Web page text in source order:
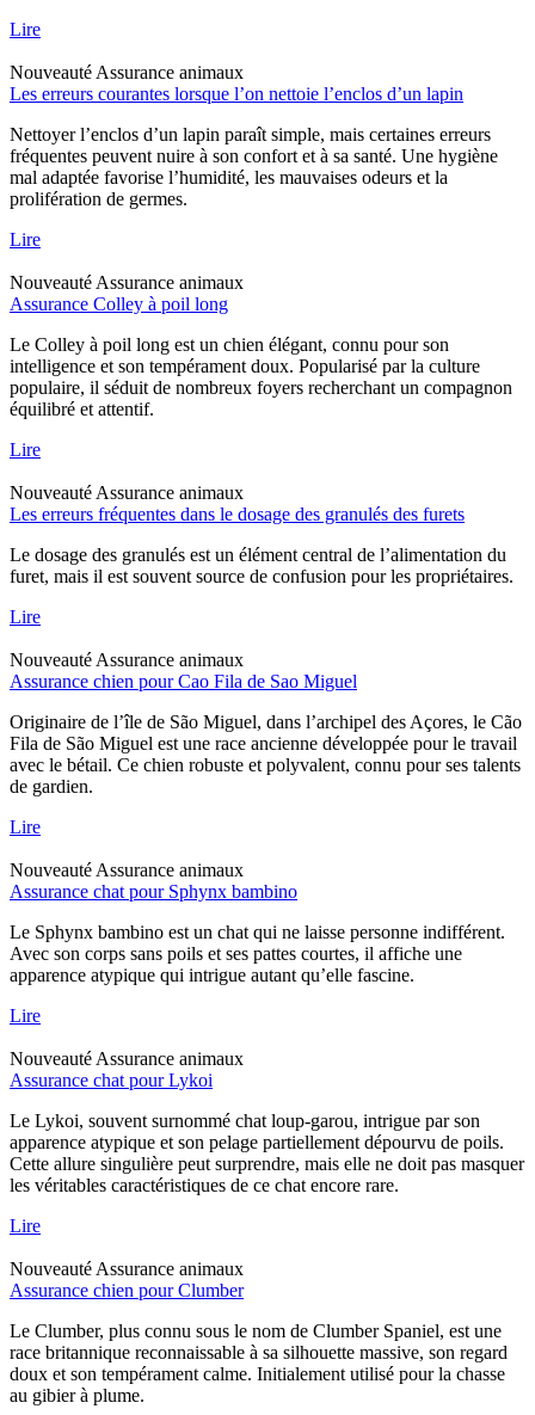
Lire
Nouveauté Assurance animaux
Les erreurs courantes lorsque l’on nettoie l’enclos d’un lapin
Nettoyer l’enclos d’un lapin paraît simple, mais certaines erreurs
fréquentes peuvent nuire à son confort et à sa santé. Une hygiène
mal adaptée favorise l’humidité, les mauvaises odeurs et la
prolifération de germes.
Lire
Nouveauté Assurance animaux
Assurance Colley à poil long
Le Colley à poil long est un chien élégant, connu pour son
intelligence et son tempérament doux. Popularisé par la culture
populaire, il séduit de nombreux foyers recherchant un compagnon
équilibré et attentif.
Lire
Nouveauté Assurance animaux
Les erreurs fréquentes dans le dosage des granulés des furets
Le dosage des granulés est un élément central de l’alimentation du
furet, mais il est souvent source de confusion pour les propriétaires.
Lire
Nouveauté Assurance animaux
Assurance chien pour Cao Fila de Sao Miguel
Originaire de l’île de São Miguel, dans l’archipel des Açores, le Cão
Fila de São Miguel est une race ancienne développée pour le travail
avec le bétail. Ce chien robuste et polyvalent, connu pour ses talents
de gardien.
Lire
Nouveauté Assurance animaux
Assurance chat pour Sphynx bambino
Le Sphynx bambino est un chat qui ne laisse personne indifférent.
Avec son corps sans poils et ses pattes courtes, il affiche une
apparence atypique qui intrigue autant qu’elle fascine.
Lire
Nouveauté Assurance animaux
Assurance chat pour Lykoi
Le Lykoi, souvent surnommé chat loup-garou, intrigue par son
apparence atypique et son pelage partiellement dépourvu de poils.
Cette allure singulière peut surprendre, mais elle ne doit pas masquer
les véritables caractéristiques de ce chat encore rare.
Lire
Nouveauté Assurance animaux
Assurance chien pour Clumber
Le Clumber, plus connu sous le nom de Clumber Spaniel, est une
race britannique reconnaissable à sa silhouette massive, son regard
doux et son tempérament calme. Initialement utilisé pour la chasse
au gibier à plume.